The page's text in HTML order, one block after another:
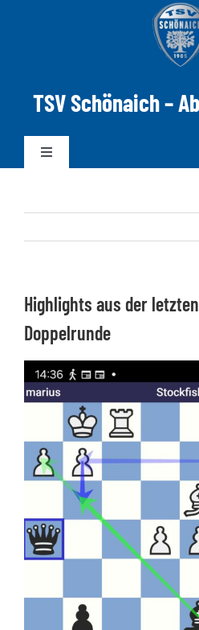
TSV Schönaich –
Toggle
DWZ-ELO
Jugendschach
Kontakt
Highlights aus der
Doppelrunde